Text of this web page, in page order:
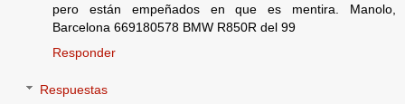
pero están empeñados en que es mentira. Manolo,
Barcelona 669180578 BMW R850R del 99
Responder
Respuestas